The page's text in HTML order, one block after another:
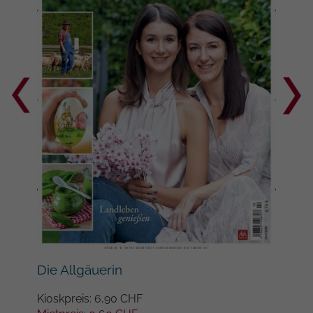
Die Allgäuerin
Kioskpreis: 6,90 CHF
Google auf Websites mit hohem
Datenaufkommen aufgezeichnete
Datenmenge begrenzt wird.